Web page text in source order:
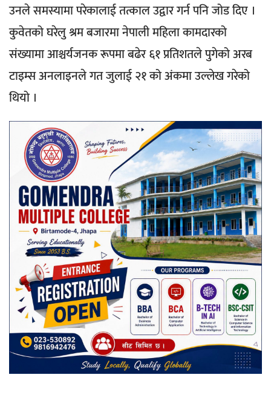
उनले समस्यामा परेकालाई तत्काल उद्वार गर्न पनि जोड दिए ।
कुवेतको घरेलु श्रम बजारमा नेपाली महिला कामदारको
संख्यामा आश्चर्यजनक रूपमा बढेर ६१ प्रतिशतले पुगेको अरब
टाइम्स अनलाइनले गत जुलाई २१ को अंकमा उल्लेख गरेको
थियो ।